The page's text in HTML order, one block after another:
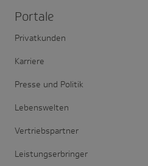
Portale
Privatkunden
Karriere
Presse und Politik
Lebenswelten
Vertriebspartner
Leistungserbringer